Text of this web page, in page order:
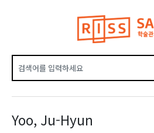
Yoo, Ju-Hyun